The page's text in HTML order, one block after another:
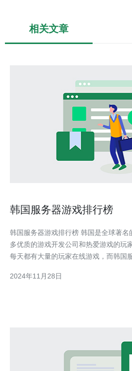
相关文章
韩国服务器游戏排行榜
韩国服务器游戏排行榜 韩国是全球著名的游戏大国之一，拥有众
多优质的游戏开发公司和热爱游戏的玩
每天都有大量的玩家在线游戏，而韩国
器游戏排行榜的前几名： 1.《绝地求生》 《绝地求生》是一款由
2024年11月28日